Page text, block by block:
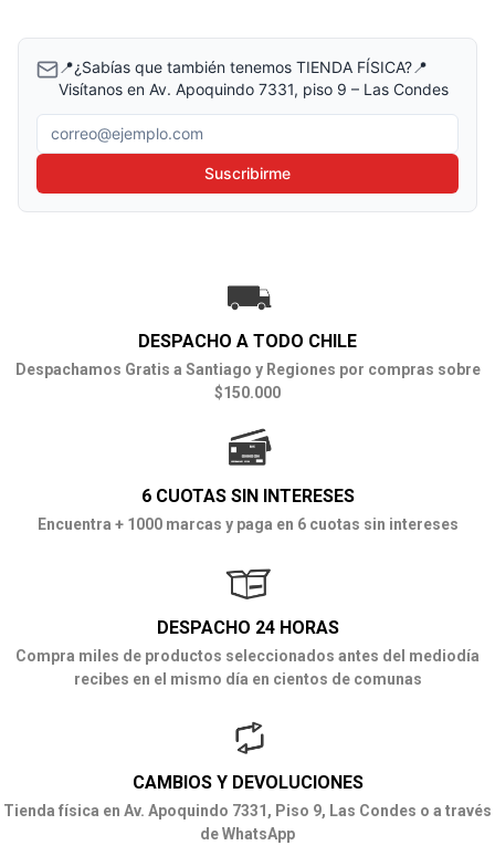
📍¿Sabías que también tenemos TIENDA FÍSICA?📍
Visítanos en Av. Apoquindo 7331, piso 9 – Las Condes
Correo electrónico
Suscribirme
DESPACHO A TODO CHILE
Despachamos Gratis a Santiago y Regiones por compras sobre
$150.000
6 CUOTAS SIN INTERESES
Encuentra + 1000 marcas y paga en 6 cuotas sin intereses
DESPACHO 24 HORAS
Compra miles de productos seleccionados antes del mediodía
recibes en el mismo día en cientos de comunas
CAMBIOS Y DEVOLUCIONES
Tienda física en Av. Apoquindo 7331, Piso 9, Las Condes o a través
de WhatsApp